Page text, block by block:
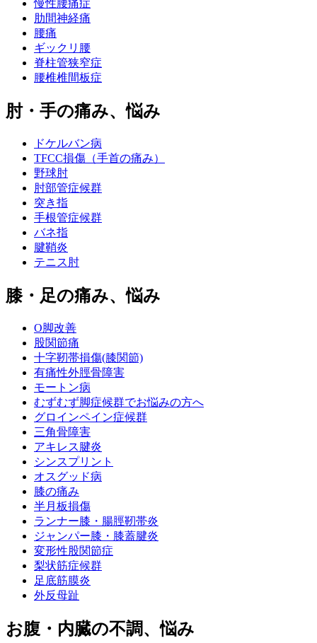
慢性腰痛症
肋間神経痛
腰痛
ギックリ腰
脊柱管狭窄症
腰椎椎間板症
肘・手の痛み、悩み
ドケルバン病
TFCC損傷（手首の痛み）
野球肘
肘部管症候群
突き指
手根管症候群
バネ指
腱鞘炎
テニス肘
膝・足の痛み、悩み
O脚改善
股関節痛
十字靭帯損傷(膝関節)
有痛性外脛骨障害
モートン病
むずむず脚症候群でお悩みの方へ
グロインペイン症候群
三角骨障害
アキレス腱炎
シンスプリント
オスグッド病
膝の痛み
半月板損傷
ランナー膝・腸脛靭帯炎
ジャンパー膝・膝蓋腱炎
変形性股関節症
梨状筋症候群
足底筋膜炎
外反母趾
お腹・内臓の不調、悩み